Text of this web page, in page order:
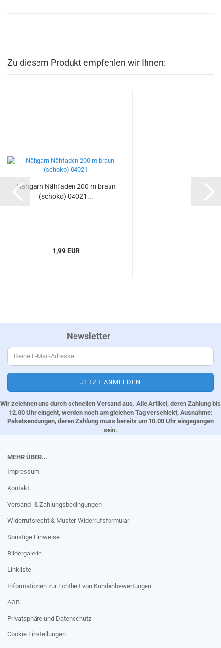
Zu diesem Produkt empfehlen wir Ihnen:
Nähgarn Nähfaden 200 m braun
(schoko) 04021...
1,99 EUR
Newsletter
Wir zeichnen uns durch schnellen Versand aus. Alle Artikel, deren Zahlung bis
12.00 Uhr eingeht, werden noch am gleichen Tag verschickt, Ausnahme:
Paketsendungen, deren Zahlung muss bereits um 10.00 Uhr eingegangen
sein.
MEHR ÜBER...
Impressum
Kontakt
Versand- & Zahlungsbedingungen
Widerrufsrecht & Muster-Widerrufsformular
Sonstige Hinweise
Bildergalerie
Linkliste
Informationen zur Echtheit von Kundenbewertungen
AGB
Privatsphäre und Datenschutz
Cookie Einstellungen